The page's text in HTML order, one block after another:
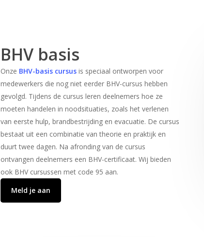
BHV basis
Onze BHV-basis cursus is speciaal ontworpen voor
medewerkers die nog niet eerder BHV-cursus hebben
gevolgd. Tijdens de cursus leren deelnemers hoe ze
moeten handelen in noodsituaties, zoals het verlenen
van eerste hulp, brandbestrijding en evacuatie. De cursus
bestaat uit een combinatie van theorie en praktijk en
duurt twee dagen. Na afronding van de cursus
ontvangen deelnemers een BHV-certificaat. Wij bieden
ook BHV cursussen met code 95 aan.
Meld je aan